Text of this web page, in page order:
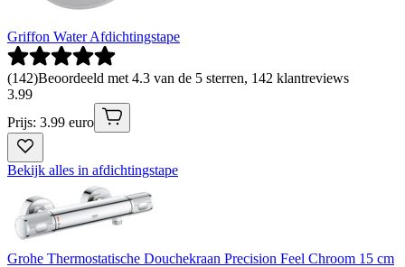
Griffon Water Afdichtingstape
(142)Beoordeeld met 4.3 van de 5 sterren, 142 klantreviews
3.99
Prijs: 3.99 euro
Bekijk alles in afdichtingstape
Grohe Thermostatische Douchekraan Precision Feel Chroom 15 cm